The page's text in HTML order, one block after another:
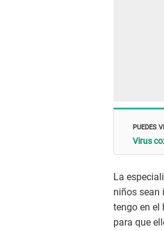
PUEDES
Virus
La
niños sean
tengo en el
para que